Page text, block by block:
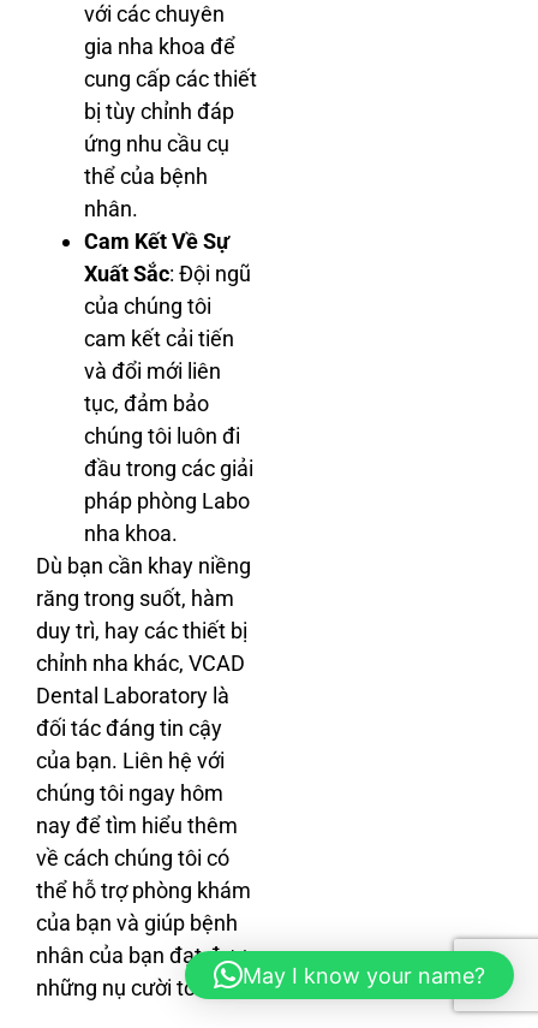
với các chuyên
gia nha khoa để
cung cấp các thiết
bị tùy chỉnh đáp
ứng nhu cầu cụ
thể của bệnh
nhân.
Cam Kết Về Sự
Xuất Sắc: Đội ngũ
của chúng tôi
cam kết cải tiến
và đổi mới liên
tục, đảm bảo
chúng tôi luôn đi
đầu trong các giải
pháp phòng Labo
nha khoa.
Dù bạn cần khay niềng
răng trong suốt, hàm
duy trì, hay các thiết bị
chỉnh nha khác, VCAD
Dental Laboratory là
đối tác đáng tin cậy
của bạn. Liên hệ với
chúng tôi ngay hôm
nay để tìm hiểu thêm
về cách chúng tôi có
thể hỗ trợ phòng khám
của bạn và giúp bệnh
nhân của bạn đạt được
những nụ cười tốt nhất.
May I know your name?